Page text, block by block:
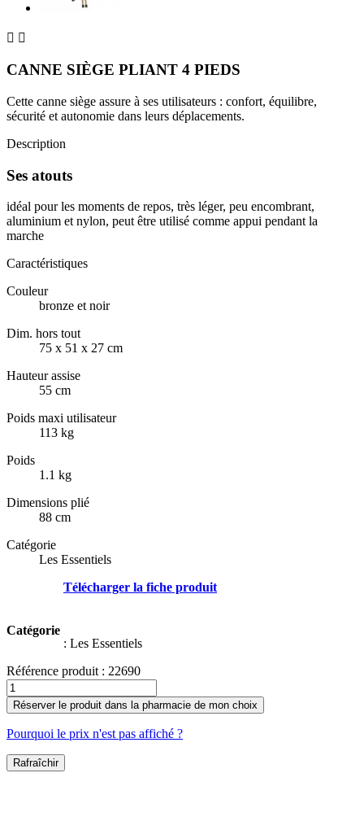
 
CANNE SIÈGE PLIANT 4 PIEDS
Cette canne siège assure à ses utilisateurs : confort, équilibre,
sécurité et autonomie dans leurs déplacements.
Description
Ses atouts
idéal pour les moments de repos, très léger, peu encombrant,
aluminium et nylon, peut être utilisé comme appui pendant la
marche
Caractéristiques
Couleur
bronze et noir
Dim. hors tout
75 x 51 x 27 cm
Hauteur assise
55 cm
Poids maxi utilisateur
113 kg
Poids
1.1 kg
Dimensions plié
88 cm
Catégorie
Les Essentiels
Télécharger la fiche produit
Catégorie
: Les Essentiels
Référence produit : 22690
Réserver le produit dans la pharmacie de mon choix
Pourquoi le prix n'est pas affiché ?